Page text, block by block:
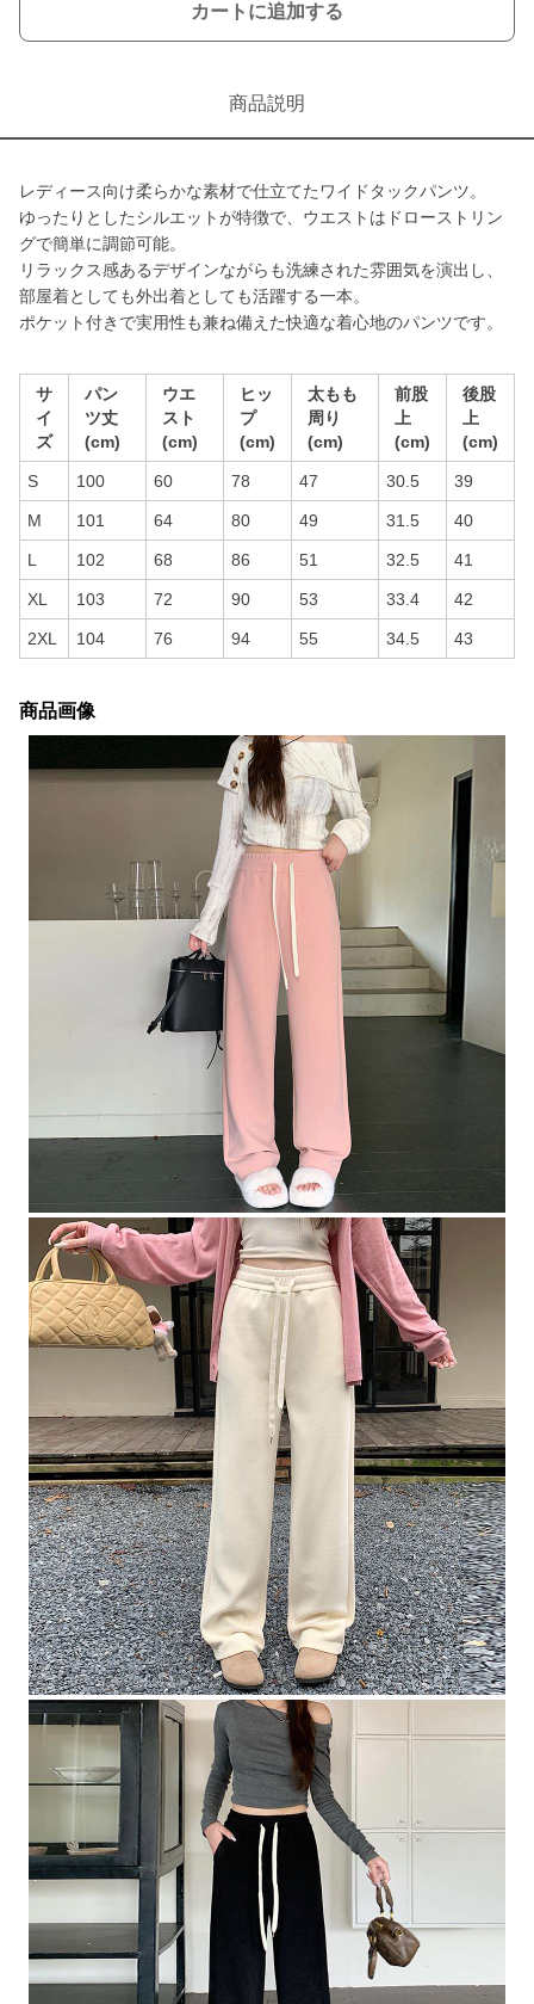
カートに追加する
商品説明
レディース向け柔らかな素材で仕立てたワイドタックパンツ。
ゆったりとしたシルエットが特徴で、ウエストはドローストリン
グで簡単に調節可能。
リラックス感あるデザインながらも洗練された雰囲気を演出し、
部屋着としても外出着としても活躍する一本。
ポケット付きで実用性も兼ね備えた快適な着心地のパンツです。
サ
イ
ズ
パン
ツ丈
(cm)
ウエ
スト
(cm)
ヒッ
プ
(cm)
太もも
周り
(cm)
前股
上
(cm)
後股
上
(cm)
S 100 60 78 47 30.5 39
M 101 64 80 49 31.5 40
L 102 68 86 51 32.5 41
XL 103 72 90 53 33.4 42
2XL 104 76 94 55 34.5 43
商品画像